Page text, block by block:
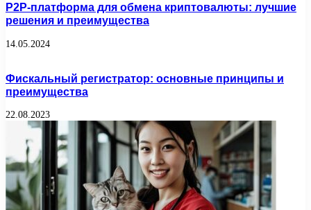
P2P-платформа для обмена криптовалюты: лучшие
решения и преимущества
14.05.2024
Фискальный регистратор: основные принципы и
преимущества
22.08.2023